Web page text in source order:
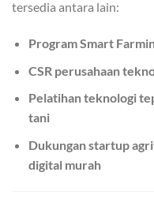
tersedia antara lain:
Program Smart
CSR perusahaan
Pelatihan teknologi
tani
Dukungan startup
digital murah